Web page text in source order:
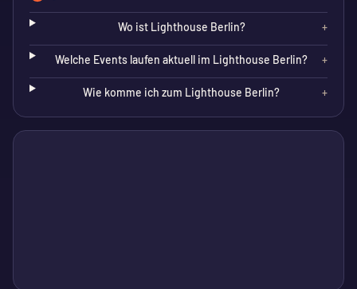
Wo ist Lighthouse Berlin? +
Welche Events laufen aktuell im Lighthouse Berlin? +
Wie komme ich zum Lighthouse Berlin? +